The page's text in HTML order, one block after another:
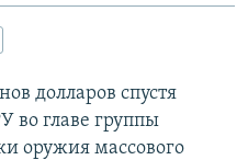
долларов спустя
во главе группы
оружия массового